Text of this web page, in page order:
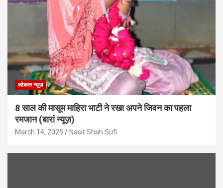
लोकल न्यूज़
8 साल की मासूम माहिरा भाटी ने रखा अपने जिवन का पहला
रमजान (बारां न्यूज़)
March 14, 2025 Nasir Shah Sufi